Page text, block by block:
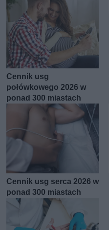
Cennik usg
połówkowego 2026 w
ponad 300 miastach
Cennik usg serca 2026 w
ponad 300 miastach